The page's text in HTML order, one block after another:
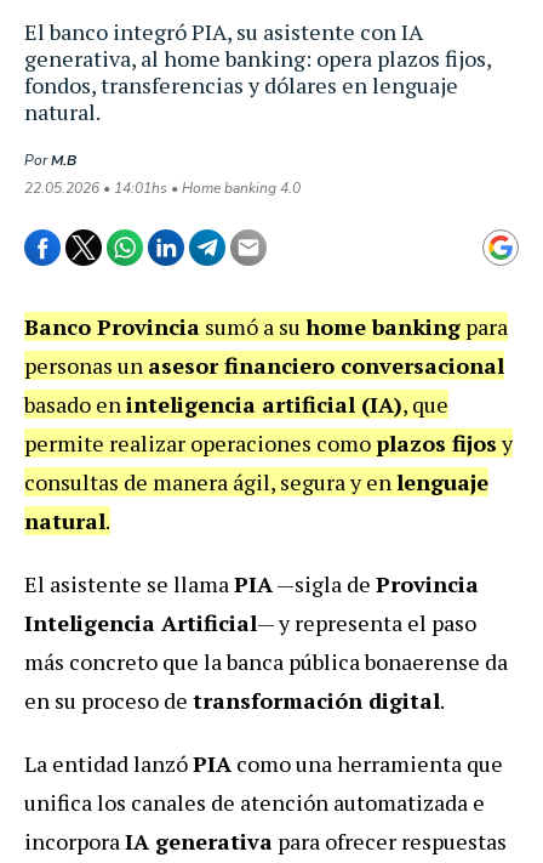
El banco integró PIA, su asistente con IA
generativa, al home banking: opera plazos fijos,
fondos, transferencias y dólares en lenguaje
natural.
PorM.B
22.05.2026 • 14:01hs • Home banking 4.0
Banco Provincia sumó a su home banking para
personas un asesor financiero conversacional
basado eninteligencia artificial (IA), que
permite realizar operaciones comoplazos fijosy
consultas de manera ágil, segura y enlenguaje
natural.
El asistente se llamaPIA—sigla de Provincia
Inteligencia Artificial— y representa el paso
más concreto que la banca pública bonaerense da
en su proceso de transformación digital.
La entidad lanzóPIA como una herramienta que
unifica los canales de atención automatizada e
incorporaIA generativa para ofrecer respuestas